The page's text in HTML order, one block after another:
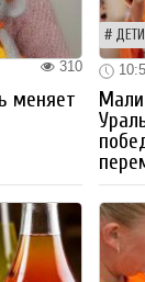
310
меняет
ДЕТИ